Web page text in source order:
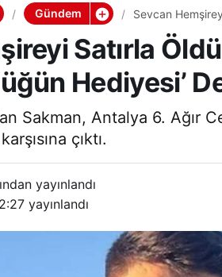
Gündem
Sevcan
Satırla
Hediyesi’
Sakman, Antalya 6. Ağır
çıktı.
yayınlandı
yayınlandı